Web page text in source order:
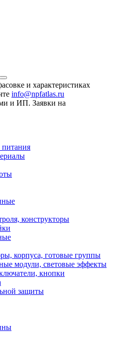
и характеристиках
info@npfatlas.ru
и ИП. Заявки на
конструкторы
корпуса, готовые группы
модули, световые эффекты
кнопки
защиты